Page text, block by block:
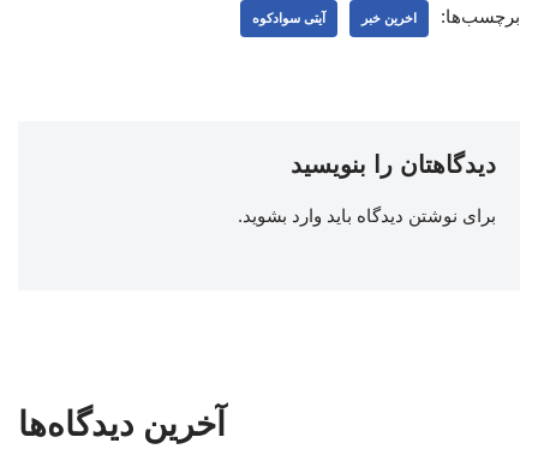
برچسب‌ها: اخرین خبر آیتی سوادکوه
دیدگاهتان را بنویسید
برای نوشتن دیدگاه باید وارد بشوید.
آخرین دیدگاه‌ها